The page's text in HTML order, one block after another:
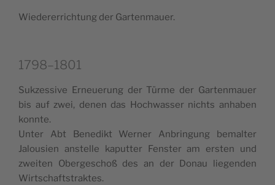
Wie­de­rer­ri­ch­tung der Gartenmauer.
1798–1801
Suk­zes­si­ve Erneue­rung der Tür­me der Gar­ten­mauer
bis auf zwei, denen das Hoch­was­ser nich­ts anha­ben
konnte.
Unter Abt Bene­dikt Wer­ner Anbrin­gung bemal­ter
Jalou­sien anstel­le kaput­ter Fen­ster am ersten und
zwei­ten Ober­ge­schoß des an der Donau lie­gen­den
Wirtschaftstraktes.